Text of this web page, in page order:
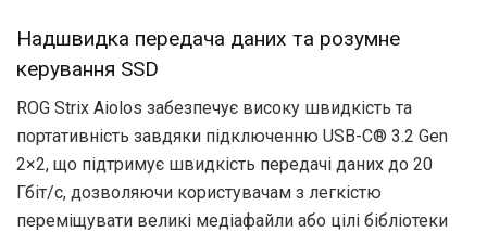
Надшвидка передача даних та розумне
керування SSD
ROG Strix Aiolos забезпечує високу швидкість та
портативність завдяки підключенню USB-C® 3.2 Gen
2×2, що підтримує швидкість передачі даних до 20
Гбіт/с, дозволяючи користувачам з легкістю
переміщувати великі медіафайли або цілі бібліотеки